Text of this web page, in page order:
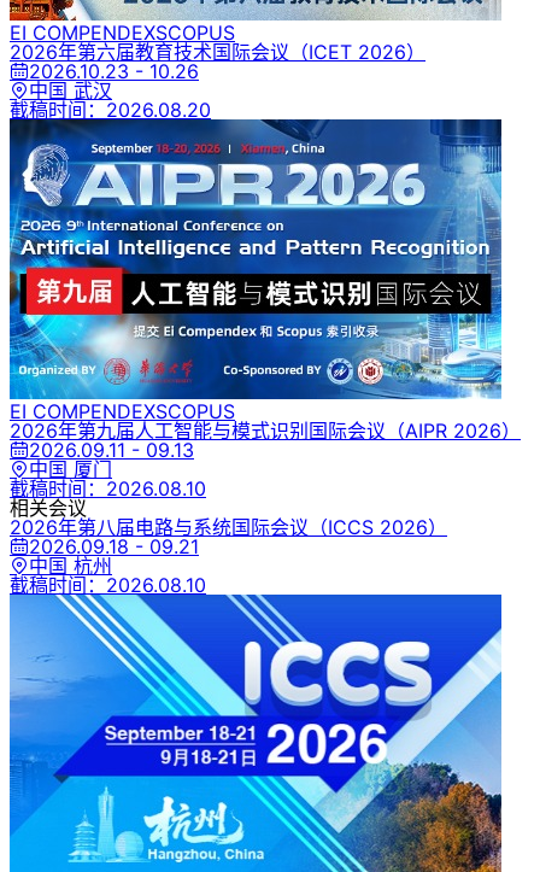
EI COMPENDEXSCOPUS
2026年第六届教育技术国际会议 （ICET 2026）
2026.10.23 - 10.26
中国 武汉
截稿时间： 2026.08.20
EI COMPENDEXSCOPUS
2026年第九届人工智能与模式识别国际会议 （AIPR 2026）
2026.09.11 - 09.13
中国 厦门
截稿时间： 2026.08.10
相关会议
2026年第八届电路与系统国际会议 （ICCS 2026）
2026.09.18 - 09.21
中国 杭州
截稿时间： 2026.08.10